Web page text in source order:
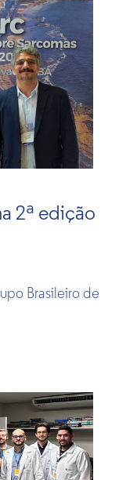
2ª edição
Brasileiro de